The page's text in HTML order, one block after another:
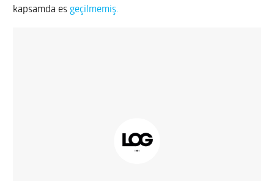
kapsamda es geçilmemiş.